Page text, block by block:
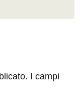
I campi